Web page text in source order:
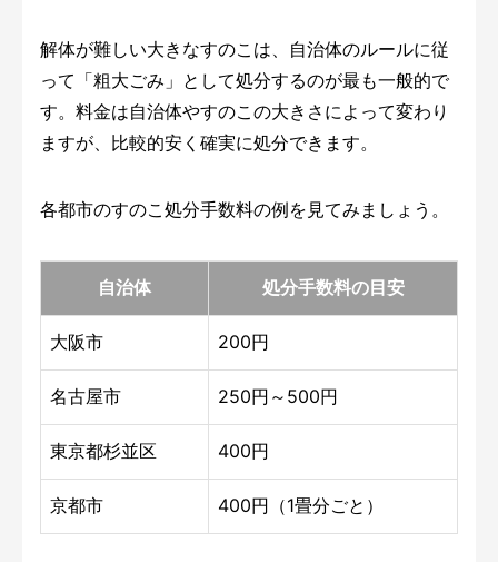
解体が難しい大きなすのこは、自治体のルールに従
って「粗大ごみ」として処分するのが最も一般的で
す。料金は自治体やすのこの大きさによって変わり
ますが、比較的安く確実に処分できます。
各都市のすのこ処分手数料の例を見てみましょう。
自治体 処分手数料の目安
大阪市 200円
名古屋市 250円～500円
東京都杉並区 400円
京都市 400円（1畳分ごと）